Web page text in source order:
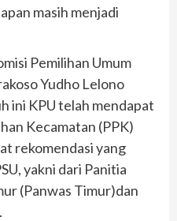
masih menjadi
Pemilihan Umum
Yudho Lelono
ini KPU telah mendapat
Kecamatan (PPK)
rekomendasi yang
yakni dari Panitia
(Panwas Timur)dan